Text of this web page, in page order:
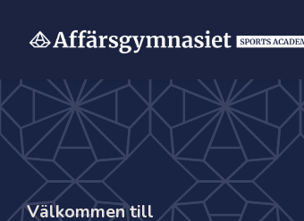
Hoppa
innehåll
Välkommen till